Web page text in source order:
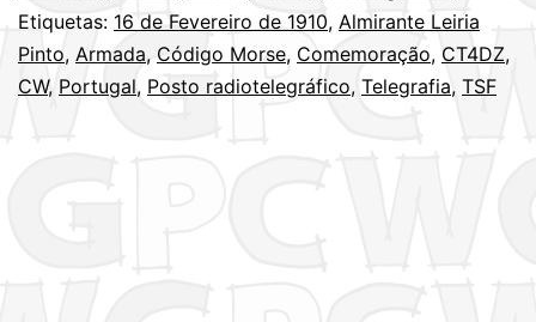
Etiquetas: 16 de Fevereiro de 1910, Almirante Leiria
Pinto, Armada, Código Morse, Comemoração, CT4DZ,
CW, Portugal, Posto radiotelegráfico, Telegrafia, TSF